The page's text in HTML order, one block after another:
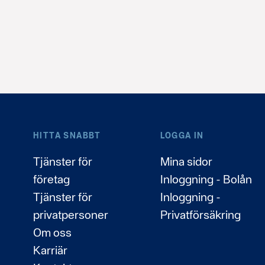
HITTA SNABBT
Tjänster för
företag
Tjänster för
privatpersoner
Om oss
Karriär
LOGGA IN
Mina sidor
Inloggning - Bolån
Inloggning -
Privatförsäkring